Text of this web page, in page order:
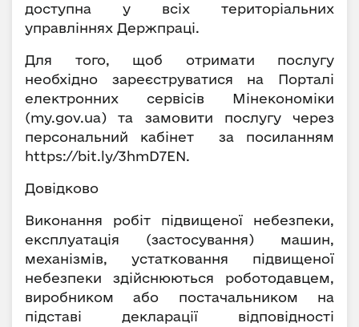
доступна у всіх територіальних
управліннях Держпраці.
Для того, щоб отримати послугу
необхідно зареєструватися на Порталі
електронних сервісів Мінекономіки
(my.gov.ua) та замовити послугу через
персональний кабінет за посиланням
https://bit.ly/3hmD7EN.
Довідково
Виконання робіт підвищеної небезпеки,
експлуатація (застосування) машин,
механізмів, устатковання підвищеної
небезпеки здійснюються роботодавцем,
виробником або постачальником на
підставі декларації відповідності